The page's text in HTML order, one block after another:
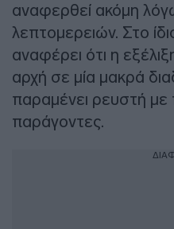
αναφερθεί ακόμη
λεπτομερειών. Στο
αναφέρει ότι η
αρχή σε μία μακρά
παραμένει ρευστή
παράγοντες.